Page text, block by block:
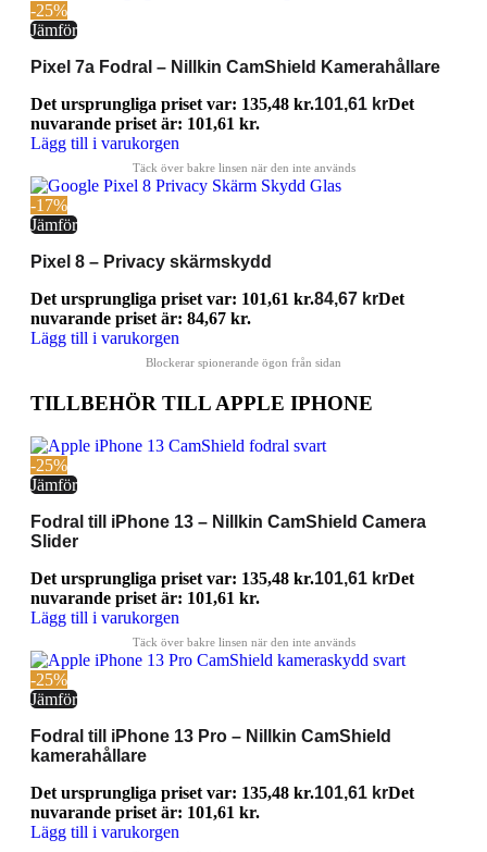
-25%
Jämför
Pixel 7a Fodral – Nillkin CamShield Kamerahållare
Det ursprungliga priset var: 135,48 kr.101,61 krDet
nuvarande priset är: 101,61 kr.
Lägg till i varukorgen
-17%
Jämför
Pixel 8 – Privacy skärmskydd
Det ursprungliga priset var: 101,61 kr.84,67 krDet
nuvarande priset är: 84,67 kr.
Lägg till i varukorgen
TILLBEHÖR TILL APPLE IPHONE
-25%
Jämför
Fodral till iPhone 13 – Nillkin CamShield Camera
Slider
Det ursprungliga priset var: 135,48 kr.101,61 krDet
nuvarande priset är: 101,61 kr.
Lägg till i varukorgen
-25%
Jämför
Fodral till iPhone 13 Pro – Nillkin CamShield
kamerahållare
Det ursprungliga priset var: 135,48 kr.101,61 krDet
nuvarande priset är: 101,61 kr.
Lägg till i varukorgen